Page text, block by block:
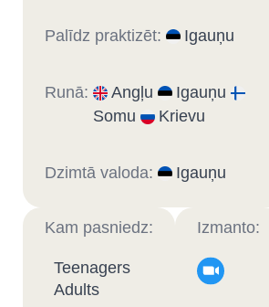
Palīdz praktizēt: Igauņu
Runā: Angļu
Igauņu
Somu
Krievu
Dzimtā valoda: Igauņu
Kam pasniedz:
Teenagers
Adults
Izmanto: